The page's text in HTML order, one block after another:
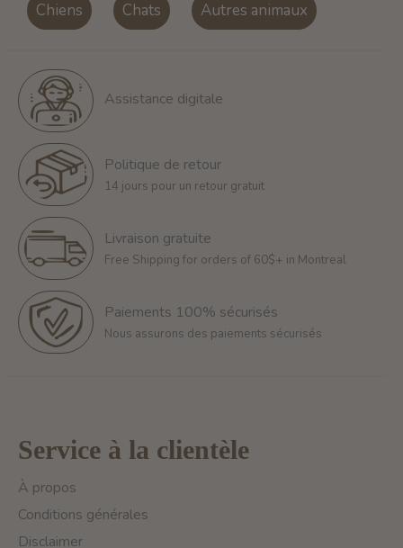
Chiens Chats Autres animaux
Assistance digitale
Politique de retour
14 jours pour un retour gratuit
Livraison gratuite
Free Shipping for orders of 60$+ in Montreal
Paiements 100% sécurisés
Nous assurons des paiements sécurisés
Service à la clientèle
À propos
Conditions générales
Disclaimer